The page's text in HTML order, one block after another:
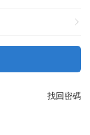
找回密碼